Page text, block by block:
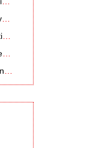
Sander Pluijm wordt Manager MHX, het branded content label van Mediahuis